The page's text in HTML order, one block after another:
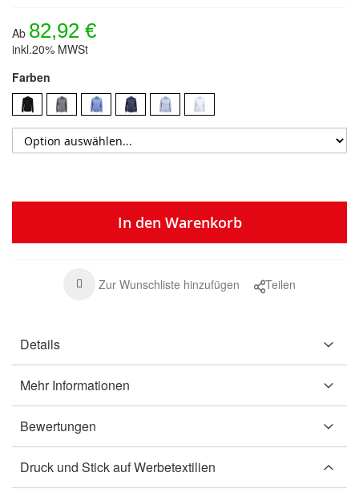
Ab 82,92 €
inkl.20% MWSt
Farben
In den Warenkorb
Zur Wunschliste hinzufügen Teilen
Details
Mehr Informationen
Bewertungen
Druck und Stick auf Werbetextilien